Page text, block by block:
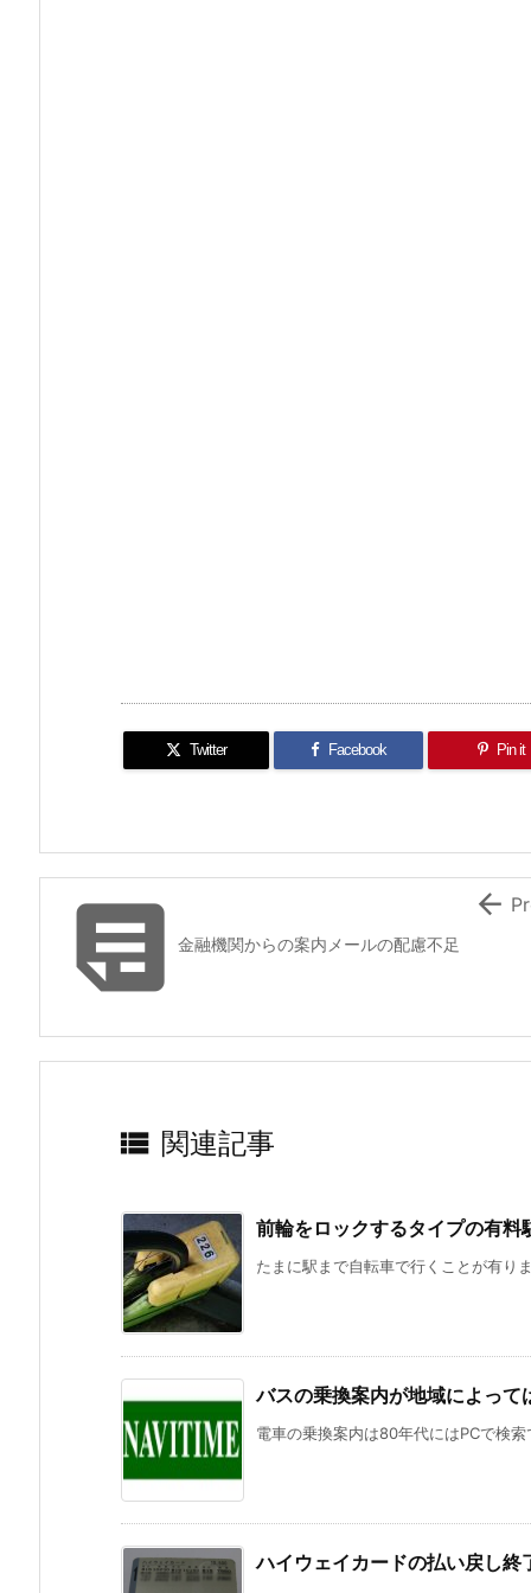
Twitter Facebook Pin it
金融機関からの案内メールの配慮不足

 関連記事
前輪をロックするタイプの有
たまに駅まで自転車で行くことが有り
バスの乗換案内が地域によって
電車の乗換案内は80年代にはPCで検
ハイウェイカードの払い戻し終